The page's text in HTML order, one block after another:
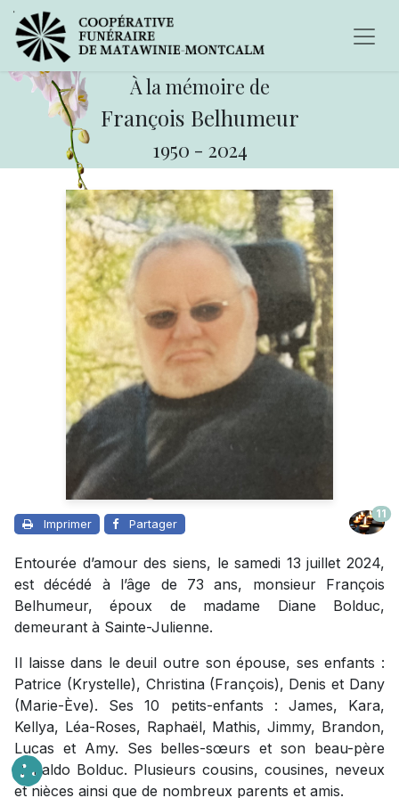
À la mémoire de
François Belhumeur
1950 - 2024
Imprimer Partager
11
Entourée d’amour des siens, le samedi 13 juillet 2024,
est décédé à l’âge de 73 ans, monsieur François
Belhumeur, époux de madame Diane Bolduc,
demeurant à Sainte-Julienne.
Il laisse dans le deuil outre son épouse, ses enfants :
Patrice (Krystelle), Christina (François), Denis et Dany
(Marie-Ève). Ses 10 petits-enfants : James, Kara,
Kellya, Léa-Roses, Raphaël, Mathis, Jimmy, Brandon,
Lucas et Amy. Ses belles-sœurs et son beau-père
Ronaldo Bolduc. Plusieurs cousins, cousines, neveux
et nièces ainsi que de nombreux parents et amis.